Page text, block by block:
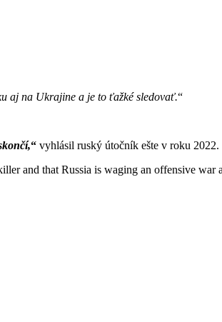
aj na Ukrajine a je to ťažké sledovať.
vyhlásil ruský útočník ešte v roku 2022.
and that Russia is waging an offensive war